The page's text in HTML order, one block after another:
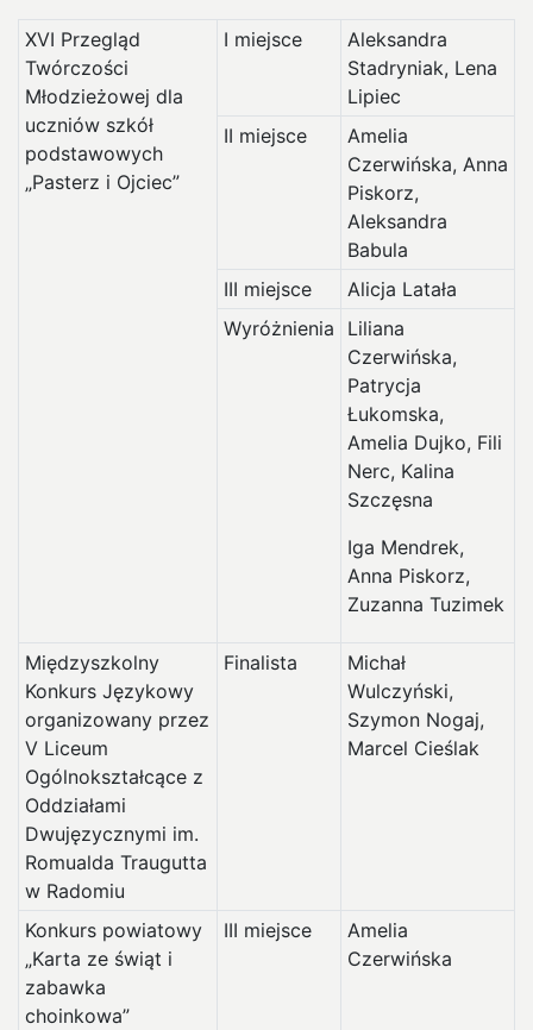
XVI Przegląd
Twórczości
Młodzieżowej dla
uczniów szkół
podstawowych
„Pasterz i Ojciec”
I miejsce
Aleksandra
Stadryniak, Lena
Lipiec
II miejsce
Amelia
Czerwińska, Anna
Piskorz,
Aleksandra
Babula
III miejsce
Alicja Latała
Wyróżnienia
Liliana
Czerwińska,
Patrycja
Łukomska,
Amelia Dujko, Fili
Nerc, Kalina
Szczęsna
Iga Mendrek,
Anna Piskorz,
Zuzanna Tuzimek
Międzyszkolny
Konkurs Językowy
organizowany przez
V Liceum
Ogólnokształcące z
Oddziałami
Dwujęzycznymi im.
Romualda Traugutta
w Radomiu
Finalista
Michał
Wulczyński,
Szymon Nogaj,
Marcel Cieślak
Konkurs powiatowy
„Karta ze świąt i
zabawka
choinkowa”
III miejsce
Amelia
Czerwińska